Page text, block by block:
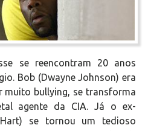
se reencontram 20 anos
Bob (Dwayne Johnson) era
muito bullying, se transforma
agente da CIA. Já o ex-
se tornou um tedioso